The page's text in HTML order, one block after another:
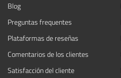
Blog
Preguntas frequentes
Plataformas de reseñas
Comentarios de los clientes
Satisfacción del cliente